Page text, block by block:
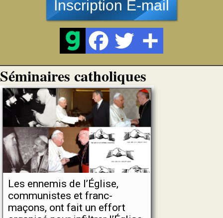
Inscription E-mail
Séminaires catholiques
Les ennemis de l’Église,
communistes et franc-
maçons, ont fait un effort